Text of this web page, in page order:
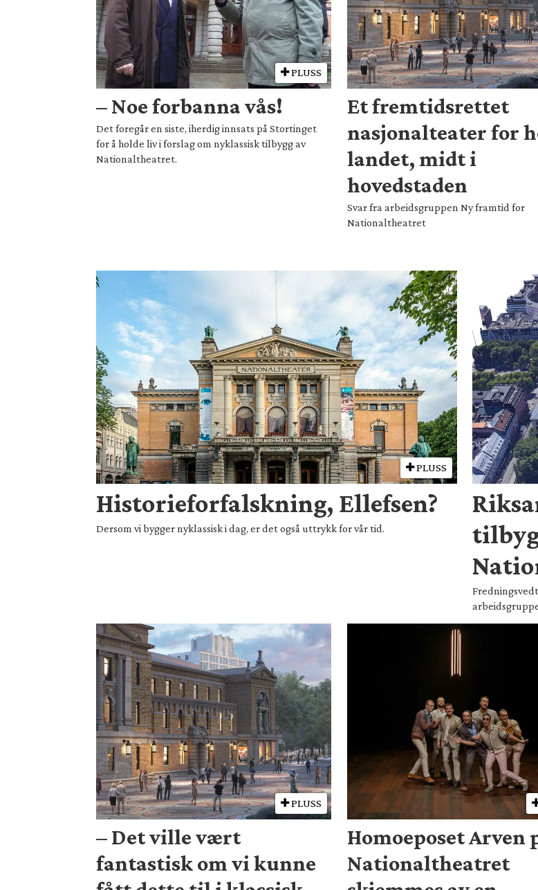
PLUSS
– Noe forbanna vås!
Det foregår en siste, iherdig innsats på Stortinget
for å holde liv i forslag om nyklassisk tilbygg av
Nationaltheatret.
Et fremtidsrettet
nasjonalteater for
landet, midt i
hovedstaden
Svar fra arbeidsgruppen Ny framtid for
Nationaltheatret
PLUSS
Historieforfalskning, Ellefsen?
Dersom vi bygger nyklassisk i dag, er det også uttrykk for vår tid.
PLUSS
– Det ville vært
fantastisk om vi kunne
Homoeposet Arven
Nationaltheatret